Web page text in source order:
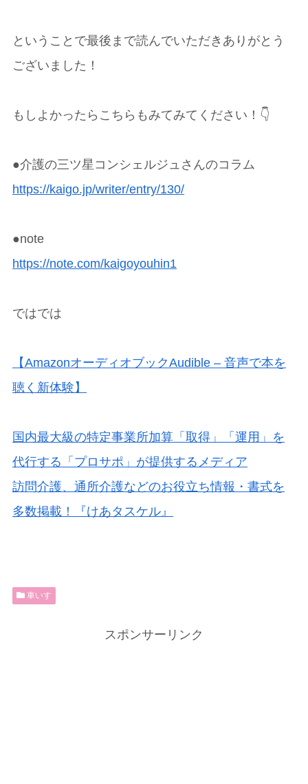
ということで最後まで読んでいただきありがとう
ございました！
もしよかったらこちらもみてみてください！👇
●介護の三ツ星コンシェルジュさんのコラム
https://kaigo.jp/writer/entry/130/
●note
https://note.com/kaigoyouhin1
ではでは
【AmazonオーディオブックAudible – 音声で本を
聴く新体験】
国内最大級の特定事業所加算「取得」「運用」を
代行する「プロサポ」が提供するメディア
訪問介護、通所介護などのお役立ち情報・書式を
多数掲載！『けあタスケル』
車いす
スポンサーリンク